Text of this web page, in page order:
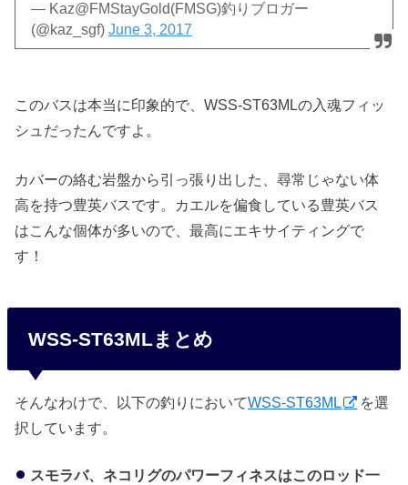
— Kaz@FMStayGold(FMSG)釣りブロガー
(@kaz_sgf)June 3, 2017
このバスは本当に印象的で、WSS-ST63MLの入魂フィッ
シュだったんですよ。
カバーの絡む岩盤から引っ張り出した、尋常じゃない体
高を持つ豊英バスです。カエルを偏食している豊英バス
はこんな個体が多いので、最高にエキサイティングで
す！
WSS-ST63MLまとめ
そんなわけで、以下の釣りにおいてWSS-ST63ML
を選
択しています。
スモラバ、ネコリグのパワーフィネスはこのロッド一